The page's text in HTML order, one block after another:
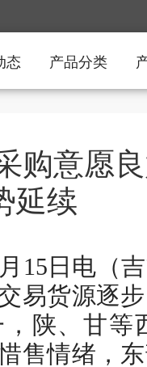
态 产品分类
购意愿
延续
15日电（
易货源逐
陕、甘等
售情绪，